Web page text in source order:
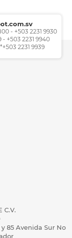
- +503 2231 9930
- +503 2231 9940
2231 9939
C.V.
85 Avenida Sur No